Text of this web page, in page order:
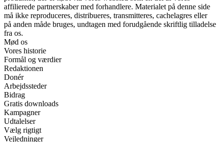
affilierede partnerskaber med forhandlere. Materialet på denne side
må ikke reproduceres, distribueres, transmitteres, cachelagres eller
på anden måde bruges, undtagen med forudgående skriftlig tilladelse
fra os.
Mød os
Vores historie
Formål og værdier
Redaktionen
Donér
Arbejdssteder
Bidrag
Gratis downloads
Kampagner
Udtalelser
Vælg rigtigt
Vejledninger